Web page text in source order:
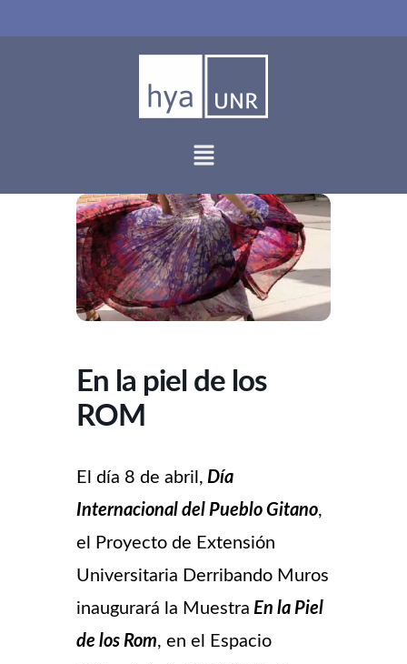
En la piel de los
ROM
El día 8 de abril, Día
Internacional del Pueblo Gitano,
el Proyecto de Extensión
Universitaria Derribando Muros
inaugurará la Muestra En la Piel
de los Rom, en el Espacio